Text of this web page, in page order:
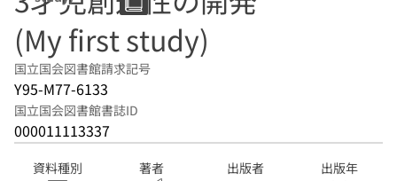
(My first study)
国立国会図書館請求記号
Y95-M77-6133
国立国会図書館書誌ID
000011113337
資料種別 著者 出版者 出版年